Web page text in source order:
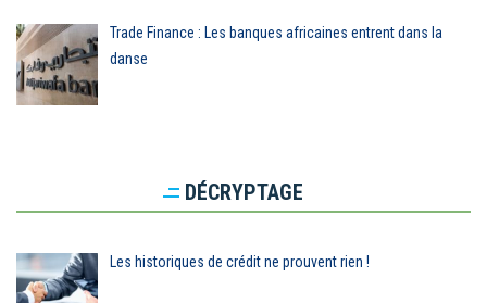
Trade Finance : Les banques africaines entrent dans la
danse
DÉCRYPTAGE
Les historiques de crédit ne prouvent rien !